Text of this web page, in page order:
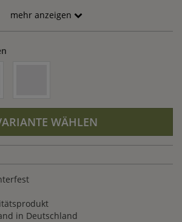
für Haus und Garten. Als
Gartenobjekt ist unsere Pinien
äußerst wetterbeständig und
geeignet. Zur Gestaltung von
reizvolle Akzente. Wenn Ihnen unsere
gefällt, können Sie diese und weitere
aus Naturstein sowie aus
mehr anzeigen
WÄHLEN
in Deutschland